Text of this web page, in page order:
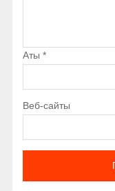
Аты *
Веб-сайты